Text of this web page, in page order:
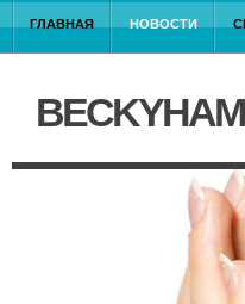
ГЛАВНАЯ НОВОСТИ